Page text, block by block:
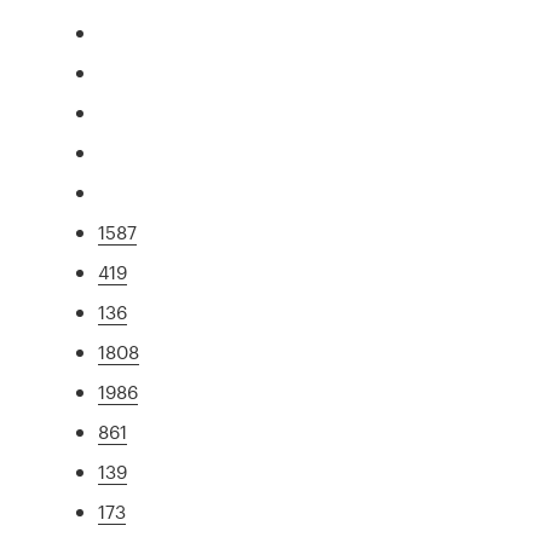
1587
419
136
1808
1986
861
139
173